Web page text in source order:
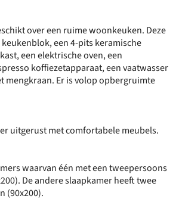
over een ruime woonkeuken. Deze
een 4-pitskeramische
een elektrische oven, een
koffiezetapparaat, een vaatwasser
mengkraan. Er is volop opbergruimte
uitgerust met comfortabele meubels.
waarvan één met een tweepersoons
De andere slaapkamer heeft twee
(90x200).